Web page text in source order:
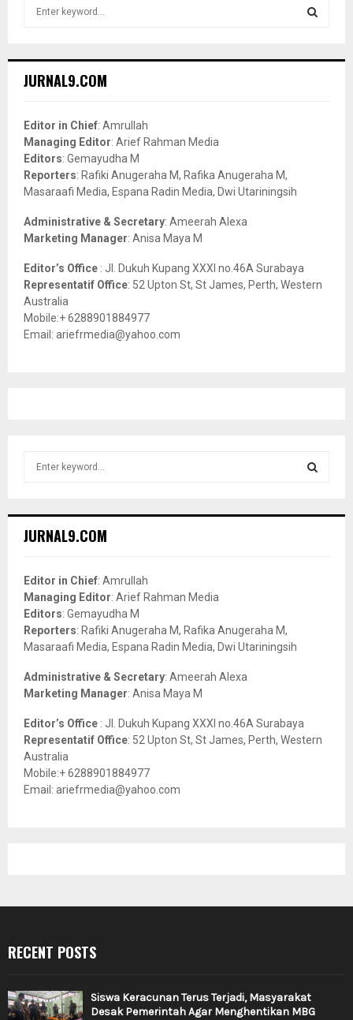
h
o
r
:
JURNAL9.COM
Editor in Chief: Amrullah
Managing Editor: Arief Rahman Media
Editors: Gemayudha M
Reporters: Rafiki Anugeraha M, Rafika Anugeraha M,
Masaraafi Media, Espana Radin Media, Dwi Utariningsih
Administrative & Secretary: Ameerah Alexa
Marketing Manager: Anisa Maya M
Editor’s Office : Jl. Dukuh Kupang XXXI no.46A Surabaya
Representatif Office: 52 Upton St, St James, Perth, Western
Australia
Mobile:+ 6288901884977
Email: ariefrmedia@yahoo.com
h
o
r
:
JURNAL9.COM
Editor in Chief: Amrullah
Managing Editor: Arief Rahman Media
Editors: Gemayudha M
Reporters: Rafiki Anugeraha M, Rafika Anugeraha M,
Masaraafi Media, Espana Radin Media, Dwi Utariningsih
Administrative & Secretary: Ameerah Alexa
Marketing Manager: Anisa Maya M
Editor’s Office : Jl. Dukuh Kupang XXXI no.46A Surabaya
Representatif Office: 52 Upton St, St James, Perth, Western
Australia
Mobile:+ 6288901884977
Email: ariefrmedia@yahoo.com
RECENT POSTS
Siswa Keracunan Terus Terjadi, Masyarakat
Desak Pemerintah Agar Menghentikan MBG